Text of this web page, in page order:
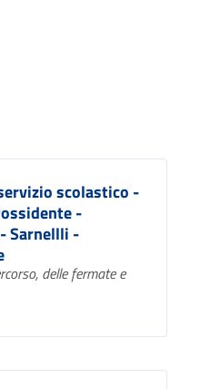
scolastico -
-
Sarnellli -
delle fermate e